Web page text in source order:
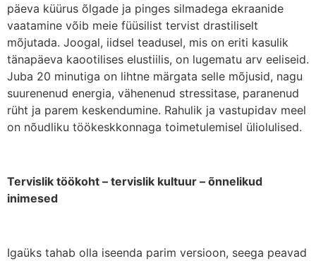
päeva küürus õlgade ja pinges silmadega ekraanide
vaatamine võib meie füüsilist tervist drastiliselt
mõjutada. Joogal, iidsel teadusel, mis on eriti kasulik
tänapäeva kaootilises elustiilis, on lugematu arv eeliseid.
Juba 20 minutiga on lihtne märgata selle mõjusid, nagu
suurenenud energia, vähenenud stressitase, paranenud
rüht ja parem keskendumine. Rahulik ja vastupidav meel
on nõudliku töökeskkonnaga toimetulemisel üliolulised.
Tervislik töökoht – tervislik kultuur – õnnelikud
inimesed
Igaüks tahab olla iseenda parim versioon, seega peavad